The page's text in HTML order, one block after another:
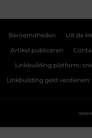
Beroemdheden Uit de
Artikel publiceren
Linkbuilding platform:
Linkbuilding geld